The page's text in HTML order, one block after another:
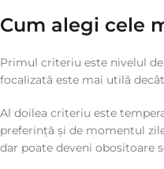
Cum alegi cele
Primul criteriu este nivelul
focalizată este mai utilă
Al doilea criteriu este
preferință și de momentul
dar poate deveni obositoare